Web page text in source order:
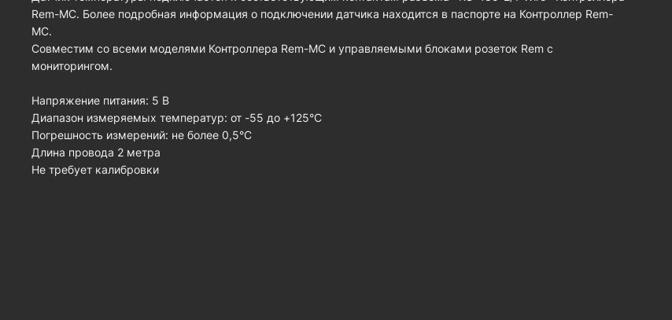
Rem-MC. Более подробная информация о подключении датчика находится в паспорте на Контроллер Rem-
MC.
Совместим со всеми моделями Контроллера Rem-MC и управляемыми блоками розеток Rem с
мониторингом.
Напряжение питания: 5 В
Диапазон измеряемых температур: от -55 до +125°C
Погрешность измерений: не более 0,5°C
Длина провода 2 метра
Не требует калибровки